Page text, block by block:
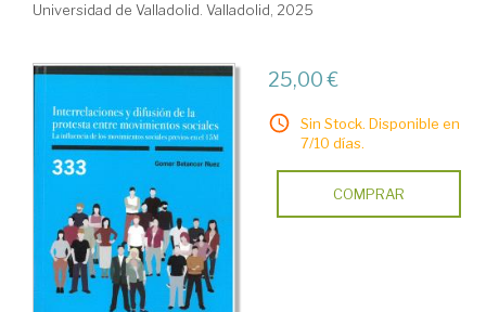
Universidad de Valladolid. Valladolid, 2025
25,00 €
Sin Stock. Disponible en
7/10 días.
COMPRAR